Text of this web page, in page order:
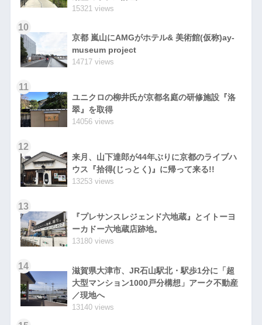
15321 views
10
京都 嵐山にAMGがホテル& 美術館(仮称)ay-
museum project
14717 views
11
ユニクロの柳井氏が京都名庭の研修施設『洛
翠』を取得
14056 views
12
来月、山下達郎が44年ぶりに京都のライブハ
ウス『拾得(じっとく)』に帰って来る!!
13253 views
13
『プレサンスレジェンド六地蔵』とイトーヨ
ーカドー六地蔵店跡地。
13180 views
14
滋賀県大津市、JR石山駅北・駅歩1分に「超
大型マンション1000戸分構想」アーク不動産
／現地へ
13140 views